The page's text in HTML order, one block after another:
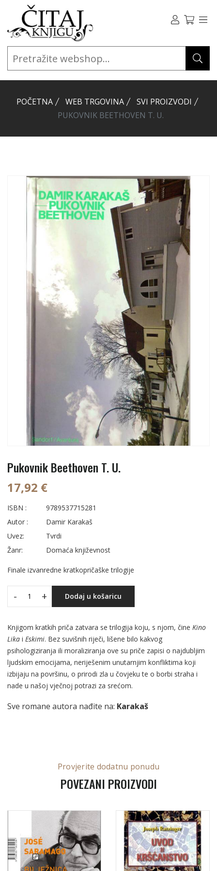
POČETNA WEB TRGOVINA
SVI PROIZVODI
PUKOVNIK BEETHOVEN T. U.
Pukovnik Beethoven T. U.
17,92 €
ISBN :
9789537715281
Autor :
Damir Karakaš
Uvez:
Tvrdi
Žanr:
Domaća književnost
Finale izvanredne kratkopričaške trilogije
- + Dodaj u košaricu
Knjigom kratkih priča zatvara se trilogija koju, s njom, čine Kino
Lika i Eskimi. Bez suvišnih riječi, lišene bilo kakvog
psihologiziranja ili moraliziranja ove su priče zapisi o najdubljim
ljudskim emocijama, neriješenim unutarnjim konfliktima koji
izbijaju na površinu, o prirodi zla u čovjeku te o borbi straha i
nade u našoj vječnoj potrazi za srećom.
Sve romane autora nađite na: Karakaš
Provjerite dodatnu ponudu
POVEZANI PROIZVODI